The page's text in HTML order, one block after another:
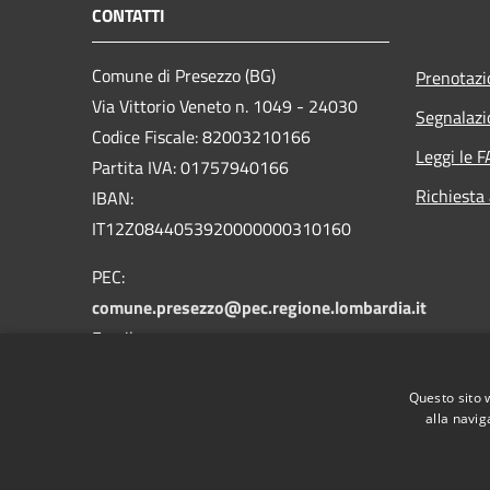
CONTATTI
Comune di Presezzo (BG)
Via Vittorio Veneto n. 1049 - 24030
Codice Fiscale: 82003210166
Partita IVA: 01757940166
IBAN:
IT12Z0844053920000000310160
PEC:
comune.presezzo@pec.regione.lombardia.it
Email:
Leggi le
Questo sito
alla